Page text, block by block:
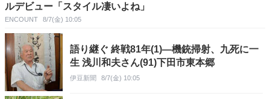
ルデビュー「スタイル凄いよね」
ENCOUNT 8/7(金) 10:05
語り継ぐ 終戦81年(1)―機銃掃射、九死に一
生 浅川和夫さん(91)下田市東本郷
伊豆新聞 8/7(金) 10:05